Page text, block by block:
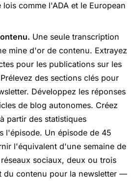
comme l'ADA et le European
Une seule transcription
mine d'or de contenu. Extrayez
pour les publications sur les
des sections clés pour
Développez les réponses
de blog autonomes. Créez
partir des statistiques
l'épisode. Un épisode de 45
l'équivalent d'une semaine de
sociaux, deux ou trois
du contenu pour la newsletter —